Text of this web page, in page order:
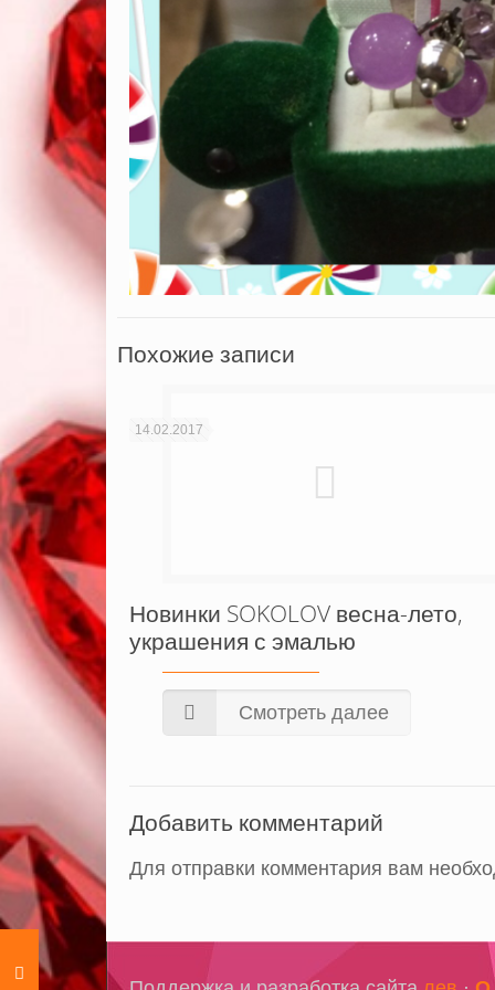
Похожие записи
14.02.2017
Новинки SOKOLOV весна-лето,
украшения с эмалью
Смотреть далее
Добавить комментарий
Для отправки комментария вам